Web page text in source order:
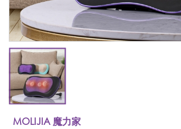
MOLIJIA 魔力家